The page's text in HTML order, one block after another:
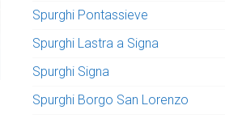
Spurghi Pontassieve
Spurghi Lastra a Signa
Spurghi Signa
Spurghi Borgo San Lorenzo